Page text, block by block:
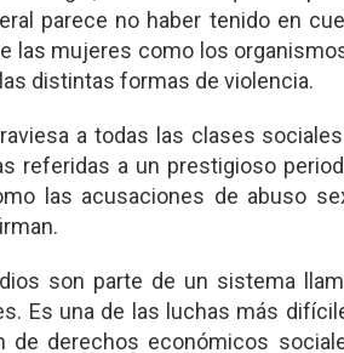
parece no haber tenido en
las mujeres como los
distintas formas de violencia.
a todas las clases
referidas a un prestigioso
las acusaciones de abuso
son parte de un sistema
Es una de las luchas más
de derechos económicos